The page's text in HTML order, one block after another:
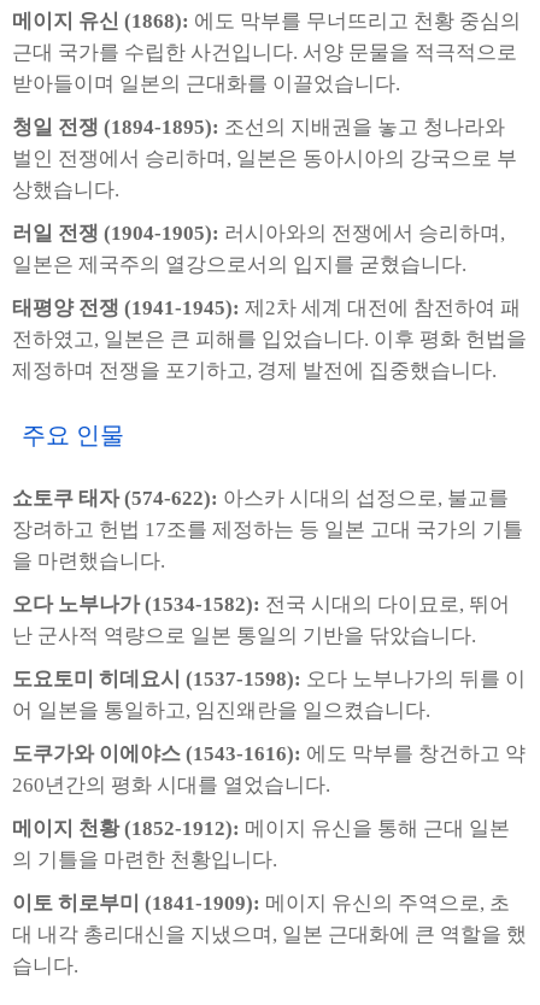
메이지 유신 (1868): 에도 막부를 무너뜨리고 천황 중심의
근대 국가를 수립한 사건입니다. 서양 문물을 적극적으로
받아들이며 일본의 근대화를 이끌었습니다.
청일 전쟁 (1894-1895): 조선의 지배권을 놓고 청나라와
벌인 전쟁에서 승리하며, 일본은 동아시아의 강국으로 부
상했습니다.
러일 전쟁 (1904-1905): 러시아와의 전쟁에서 승리하며,
일본은 제국주의 열강으로서의 입지를 굳혔습니다.
태평양 전쟁 (1941-1945): 제2차 세계 대전에 참전하여 패
전하였고, 일본은 큰 피해를 입었습니다. 이후 평화 헌법을
제정하며 전쟁을 포기하고, 경제 발전에 집중했습니다.
주요 인물
쇼토쿠 태자 (574-622): 아스카 시대의 섭정으로, 불교를
장려하고 헌법 17조를 제정하는 등 일본 고대 국가의 기틀
을 마련했습니다.
오다 노부나가 (1534-1582): 전국 시대의 다이묘로, 뛰어
난 군사적 역량으로 일본 통일의 기반을 닦았습니다.
도요토미 히데요시 (1537-1598): 오다 노부나가의 뒤를 이
어 일본을 통일하고, 임진왜란을 일으켰습니다.
도쿠가와 이에야스 (1543-1616): 에도 막부를 창건하고 약
260년간의 평화 시대를 열었습니다.
메이지 천황 (1852-1912): 메이지 유신을 통해 근대 일본
의 기틀을 마련한 천황입니다.
이토 히로부미 (1841-1909): 메이지 유신의 주역으로, 초
대 내각 총리대신을 지냈으며, 일본 근대화에 큰 역할을 했
습니다.